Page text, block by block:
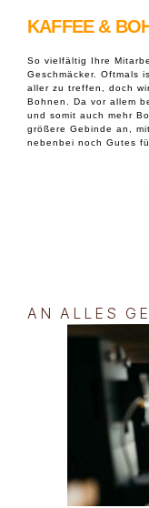
KAFFEE &
So vielfältig Ihre
Geschmäcker. Oftmals
aller zu treffen, doch
Bohnen. Da vor allem
und somit auch mehr
größere Gebinde an,
nebenbei noch Gutes
AN ALLES